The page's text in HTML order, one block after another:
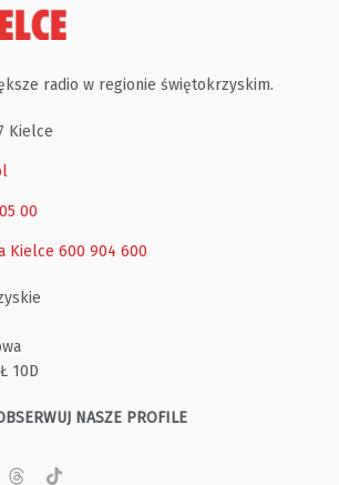
radio w regionie świętokrzyskim.
Kielce
00
Kielce 600 904 600
10D
NASZE PROFILE